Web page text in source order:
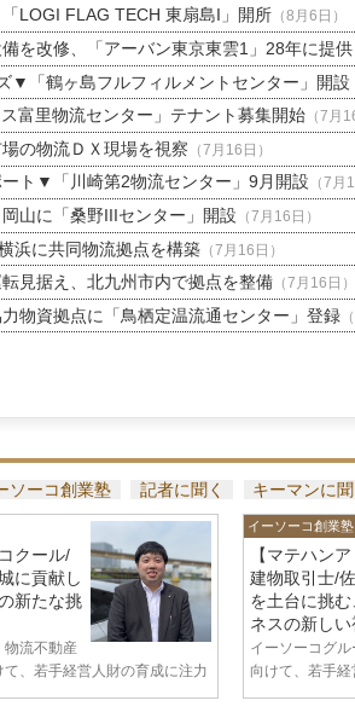
LOGI FLAG TECH 東扇島I」開所（8月6日）
を改修、「アーバン東京東雲1」28年に提供
▼「鶴ヶ島フルフィルメントセンター」開設
富里物流センター」テナント募集開始（7月
の物流ＤＸ現場を視察 （7月16日）
ト▼「川崎第2物流センター」9月開設 （7月
山に「桑野IIIセンター」開設 （7月16日）
浜に共同物流拠点を構築（7月16日）
見据え、北九州市内で拠点を整備（7月16日）
物資拠点に「鳥栖定温流通センター」登録
ソーコ創業塾 記者に聞く キーマンに
クール/
に貢献し
新たな挑
物流不動産
、若手経営人財の育成に注力
イーソーコ創業塾
【マテハン
建物取引士/
を土台に挑
ネスの新し
イーソーコグ
向けて、若手